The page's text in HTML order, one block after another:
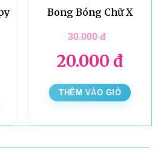
Bong Bóng Chữ X
30.000đ
20.000 đ
THÊM VÀO GIỎ